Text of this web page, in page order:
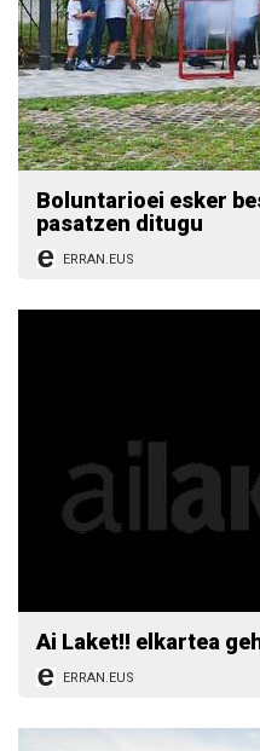
Boluntarioei esker
pasatzen ditugu
ERRAN.EUS
Ai Laket!! elkartea
ERRAN.EUS